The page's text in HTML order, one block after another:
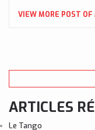
VIEW MORE POST
ARTICLES
Le Tango